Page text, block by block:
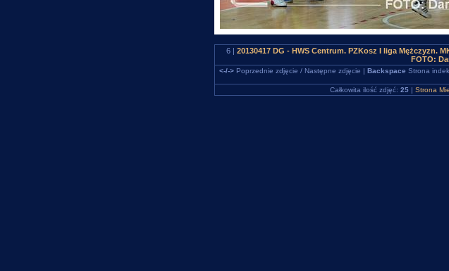
6 | 20130417 DG - HWS Centrum. PZKosz I liga Mężczyzn.
FOTO:
<-/->Poprzednie zdjęcie / Następne zdjęcie | Backspace Strona
Całkowita ilość zdjęć: 25 | Strona